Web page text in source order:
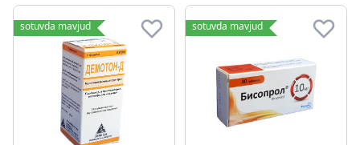
sotuvda mavjud sotuvda mavjud